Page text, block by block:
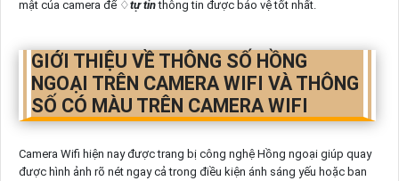
mật của camera để ♢tự tinthông tin được bảo vệ tốt nhất.
GIỚI THIỆU VỀ THÔNG SỐ HỒNG
NGOẠI TRÊN CAMERA WIFI VÀ THÔNG
SỐ CÓ MÀU TRÊN CAMERA WIFI
Camera Wifi hiện nay được trang bị công nghệ Hồng ngoại giúp quay
được hình ảnh rõ nét ngay cả trong điều kiện ánh sáng yếu hoặc ban